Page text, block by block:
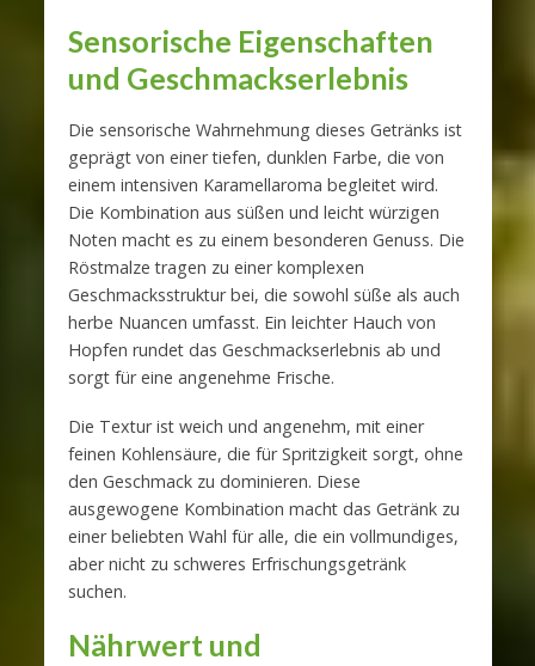
Sensorische Eigenschaften
und Geschmackserlebnis
Die sensorische Wahrnehmung dieses Getränks ist
geprägt von einer tiefen, dunklen Farbe, die von
einem intensiven Karamellaroma begleitet wird.
Die Kombination aus süßen und leicht würzigen
Noten macht es zu einem besonderen Genuss. Die
Röstmalze tragen zu einer komplexen
Geschmacksstruktur bei, die sowohl süße als auch
herbe Nuancen umfasst. Ein leichter Hauch von
Hopfen rundet das Geschmackserlebnis ab und
sorgt für eine angenehme Frische.
Die Textur ist weich und angenehm, mit einer
feinen Kohlensäure, die für Spritzigkeit sorgt, ohne
den Geschmack zu dominieren. Diese
ausgewogene Kombination macht das Getränk zu
einer beliebten Wahl für alle, die ein vollmundiges,
aber nicht zu schweres Erfrischungsgetränk
suchen.
Nährwert und